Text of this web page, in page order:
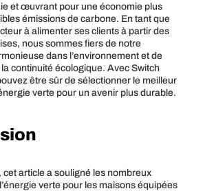
et œuvrant pour une économie plus
émissions de carbone. En tant que
à alimenter ses clients à partir des
nous sommes fiers de notre
dans l’environnement et de
continuité écologique. Avec Switch
être sûr de sélectionner le meilleur
verte pour un avenir plus durable.
cet article a souligné les nombreux
verte pour les maisons équipées